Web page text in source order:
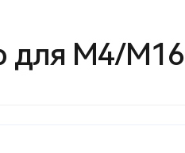
для М4/